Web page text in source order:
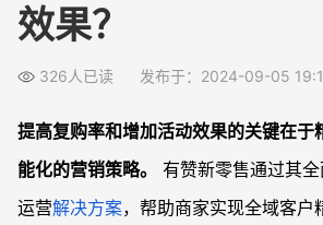
4. 全域数据集成与实时分析
常见问题
如何有效进行会员分层管理？
效果？
326人已读 发布于：2024-09-05
提高复购率和增加活动效果的关键在于
能化的营销策略。
有赞新零售通过其
运营解决方案，帮助商家实现全域客户